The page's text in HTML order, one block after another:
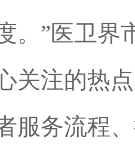
。”医卫界
关注的热
服务流程